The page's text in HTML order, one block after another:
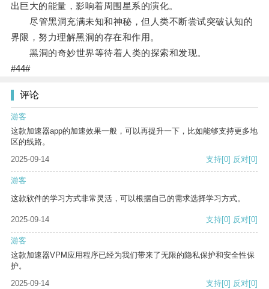
出巨大的能量，影响着周围星系的演化。
尽管黑洞充满未知和神秘，但人类不断尝试突破认知的
界限，努力理解黑洞的存在和作用。
黑洞的奇妙世界等待着人类的探索和发现。
#44#
评论
游客
这款加速器app的加速效果一般，可以再提升一下，比如能够支持更多地
区的线路。
2025-09-14
支持[0] 反对[0]
游客
这款软件的学习方式非常灵活，可以根据自己的需求选择学习方式。
2025-09-14 支持[0] 反对[0]
游客
这款加速器VPM应用程序已经为我们带来了无限的隐私保护和安全性保
护。
2025-09-14
支持[0] 反对[0]